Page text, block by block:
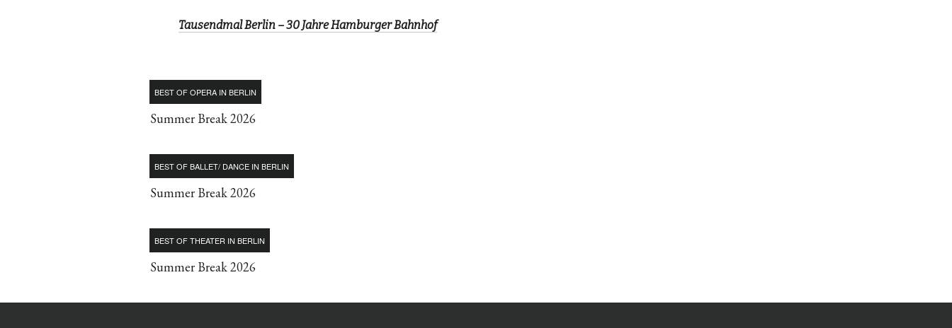
Tausendmal Berlin – 30 Jahre Hamburger Bahnhof
BEST OF OPERA IN BERLIN
Summer Break 2026
BEST OF BALLET/ DANCE IN BERLIN
Summer Break 2026
BEST OF THEATER IN BERLIN
Summer Break 2026